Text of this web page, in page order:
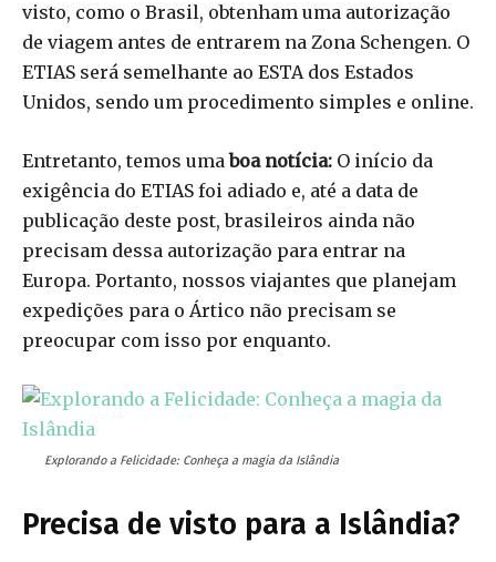
visto, como o Brasil, obtenham uma autorização
de viagem antes de entrarem na Zona Schengen. O
ETIAS será semelhante ao ESTA dos Estados
Unidos, sendo um procedimento simples e online.
Entretanto, temos umaboa notícia: O início da
exigência do ETIAS foi adiado e, até a data de
publicação deste post, brasileiros ainda não
precisam dessa autorização para entrar na
Europa. Portanto, nossos viajantes que planejam
expedições para o Ártico não precisam se
preocupar com isso por enquanto.
Explorando a Felicidade: Conheça a magia da Islândia
Precisa de visto para a Islândia?